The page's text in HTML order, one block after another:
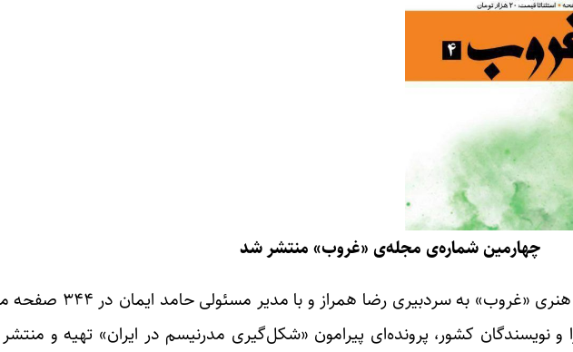
چهارمین شماره‌ی مجله‌ی «غروب» منتشر شد
چهارمین شماره‌ی مجله‌ی فرهنگی و هنری «غروب» به سردبیری رضا همراز
و نویسندگان کشور، پرونده‌ای پیرامون «شکل‌گیری مدرنیسم در ایران» تهیه و